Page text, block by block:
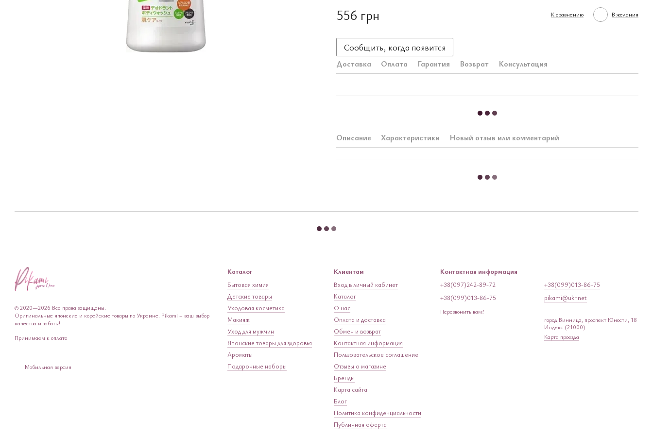
556 грн К сравнению В желания
Сообщить, когда появится
Доставка Оплата Гарантия Возврат Консультация
Описание Характеристики Новый отзыв или комментарий
© 2020—2026 Все права защищены.
Оригинальные японские и корейские товары по Украине. Pikami – ваш выбор
качества и заботы!
Принимаем к оплате
Мобильная версия
Каталог
Бытовая химия
Детские товары
Уходовая косметика
Макияж
Уход для мужчин
Японские товары для здоровья
Ароматы
Подарочные наборы
Клиентам
Вход в личный кабинет
Каталог
О нас
Оплата и доставка
Обмен и возврат
Контактная информация
Пользовательское соглашение
Отзывы о магазине
Бренды
Карта сайта
Блог
Политика конфиденциальности
Публичная оферта
Контактная информация
+38(097)242-89-72
+38(099)013-86-75
Перезвонить вам?
+38(099)013-86-75
pikami@ukr.net
город Винница, проспект Юности, 18
Индекс (21000)
Карта проезда